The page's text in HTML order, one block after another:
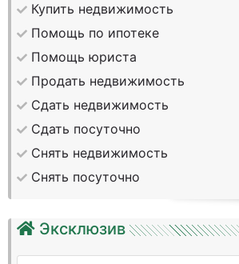
Купить недвижимость
Помощь по ипотеке
Помощь юриста
Продать недвижимость
Сдать недвижимость
Сдать посуточно
Снять недвижимость
Снять посуточно
Эксклюзив